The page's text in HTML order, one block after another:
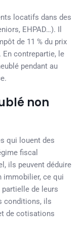
locatifs dans des
EHPAD…). Il
de 11 % du prix
En contrepartie, le
pendant au
non
qui louent des
fiscal
ils peuvent déduire
immobilier, ce qui
de leurs
conditions, ils
de cotisations